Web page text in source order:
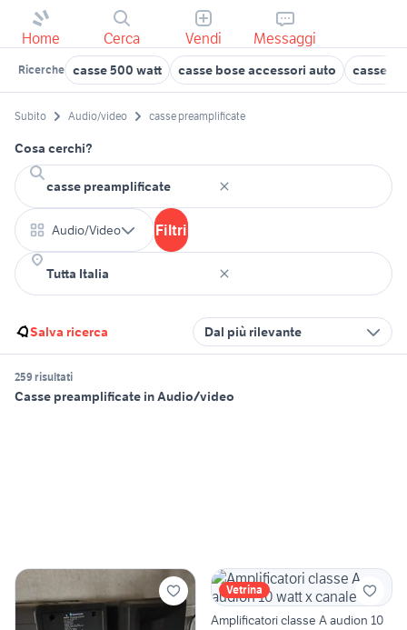
Home Cerca Vendi Messaggi
Ricerche casse 500 watt casse bose accessori auto casse
Subito Audio/video casse preamplificate
Cosa cerchi?
Audio/Video Filtri
Salva ricerca Dal più rilevante
259 risultati
Casse preamplificate in Audio/video
Vetrina
Amplificatori classe A audion 10